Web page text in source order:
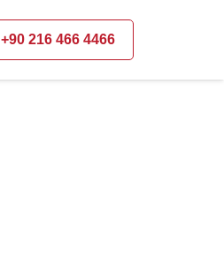
+90 216 466 4466